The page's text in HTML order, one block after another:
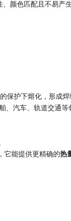
、颜色匹配且不易产
保护下熔化，形成焊
汽车、轨道交通等
它能提供更精确的热